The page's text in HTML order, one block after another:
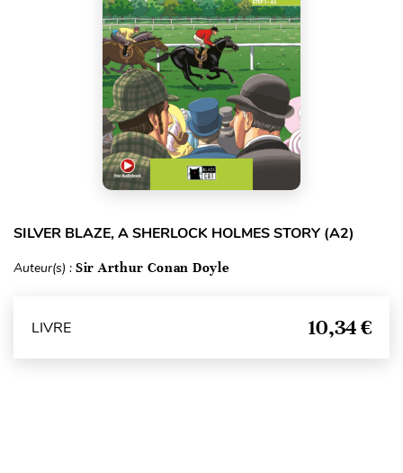
SILVER BLAZE, A SHERLOCK HOLMES STORY (A2)
Auteur(s) : Sir Arthur Conan Doyle
LIVRE 10,34 €